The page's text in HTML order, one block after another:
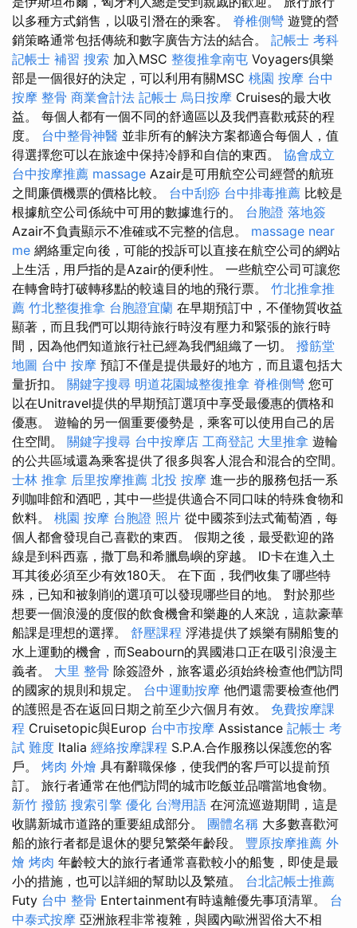
以多種方式銷售，以吸引潛在的乘客。 脊椎側彎 遊覽的營
銷策略通常包括傳統和數字廣告方法的結合。 記帳士 考科
記帳士 補習 搜索 加入MSC 整復推拿南屯 Voyagers俱樂
部是一個很好的決定，可以利用有關MSC 桃園 按摩 台中
按摩 整骨 商業會計法 記帳士 烏日按摩 Cruises的最大收
益。 每個人都有一個不同的舒適區以及我們喜歡戒菸的程
度。 台中整骨神醫 並非所有的解決方案都適合每個人，值
得選擇您可以在旅途中保持冷靜和自信的東西。 協會成立
台中按摩推薦 massage Azair是可用航空公司經營的航班
之間廉價機票的價格比較。 台中刮痧 台中排毒推薦 比較是
根據航空公司係統中可用的數據進行的。 台胞證 落地簽
Azair不負責顯示不准確或不完整的信息。 massage near
me 網絡重定向後，可能的投訴可以直接在航空公司的網站
上生活，用戶指的是Azair的便利性。 一些航空公司可讓您
在轉會時打破轉移點的較遠目的地的飛行票。 竹北推拿推
薦 竹北整復推拿 台胞證宜蘭 在早期預訂中，不僅物質收益
顯著，而且我們可以期待旅行時沒有壓力和緊張的旅行時
間，因為他們知道旅行社已經為我們組織了一切。 撥筋堂
地圖 台中 按摩 預訂不僅是提供最好的地方，而且還包括大
量折扣。 關鍵字搜尋 明道花園城整復推拿 脊椎側彎 您可
以在Unitravel提供的早期預訂選項中享受最優惠的價格和
優惠。 遊輪的另一個重要優勢是，乘客可以使用自己的居
住空間。 關鍵字搜尋 台中按摩店 工商登記 大里推拿 遊輪
的公共區域還為乘客提供了很多與客人混合和混合的空間。
士林 推拿 后里按摩推薦 北投 按摩 進一步的服務包括一系
列咖啡館和酒吧，其中一些提供適合不同口味的特殊食物和
飲料。 桃園 按摩 台胞證 照片 從中國茶到法式葡萄酒，每
個人都會發現自己喜歡的東西。 假期之後，最受歡迎的路
線是到科西嘉，撒丁島和希臘島嶼的穿越。 ID卡在進入土
耳其後必須至少有效180天。 在下面，我們收集了哪些特
殊，已知和被剝削的選項可以發現哪些目的地。 對於那些
想要一個浪漫的度假的飲食機會和樂趣的人來說，這款豪華
船課是理想的選擇。 舒壓課程 浮港提供了娛樂有關船隻的
水上運動的機會，而Seabourn的異國港口正在吸引浪漫主
義者。 大里 整骨 除簽證外，旅客還必須始終檢查他們訪問
的國家的規則和規定。 台中運動按摩 他們還需要檢查他們
的護照是否在返回日期之前至少六個月有效。 免費按摩課
程 Cruisetopic與Europ 台中市按摩 Assistance 記帳士 考
試 難度 Italia 經絡按摩課程 S.P.A.合作服務以保護您的客
戶。 烤肉 外燴 具有辭職保修，使我們的客戶可以提前預
訂。 旅行者通常在他們訪問的城市吃飯並品嚐當地食物。
新竹 撥筋 搜索引擎 優化 台灣用語 在河流巡遊期間，這是
收購新城市道路的重要組成部分。 團體名稱 大多數喜歡河
船的旅行者都是退休的嬰兒繁榮年齡段。 豐原按摩推薦 外
燴 烤肉 年齡較大的旅行者通常喜歡較小的船隻，即使是最
小的措施，也可以詳細的幫助以及繁殖。 台北記帳士推薦
Futy 台中 整骨 Entertainment有時遠離優先事項清單。 台
中泰式按摩 亞洲旅程非常複雜，與國內歐洲習俗大不相